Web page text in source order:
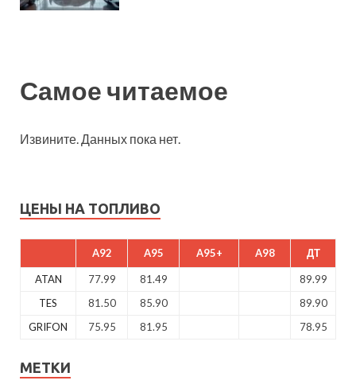
Самое читаемое
Извините. Данных пока нет.
ЦЕНЫ НА ТОПЛИВО
A92 A95 A95+ A98 ДТ
ATAN 77.99 81.49
89.99
TES
81.50 85.90
89.90
GRIFON
75.95 81.95 78.95
МЕТКИ